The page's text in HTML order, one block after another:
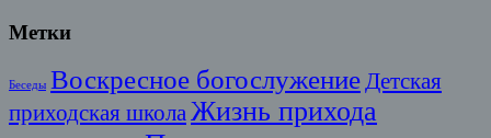
Метки
Беседы Воскресное богослужение Детская
приходская школа Жизнь прихода